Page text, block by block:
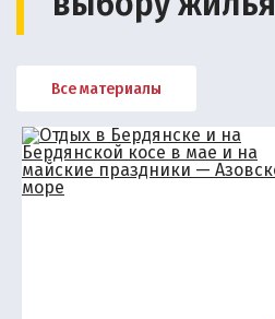
Все материалы